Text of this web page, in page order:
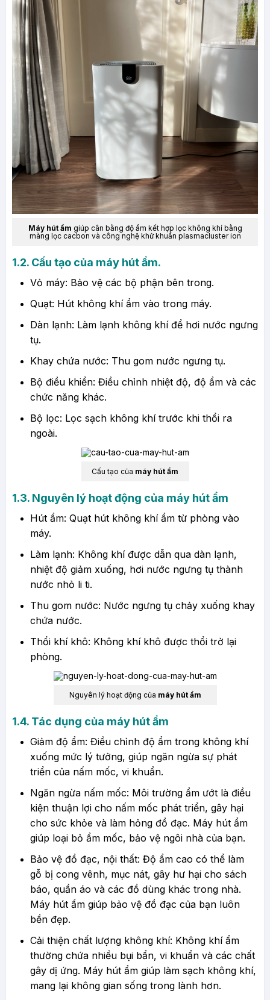
Máy hút ẩm giúp cân bằng độ ẩm kết hợp lọc không khí bằng
màng lọc cacbon và công nghệ khử khuẩn plasmacluster ion
1.2. Cấu tạo của máy hút ẩm.
Vỏ máy: Bảo vệ các bộ phận bên trong.
Quạt: Hút không khí ẩm vào trong máy.
Dàn lạnh: Làm lạnh không khí để hơi nước ngưng
tụ.
Khay chứa nước: Thu gom nước ngưng tụ.
Bộ điều khiển: Điều chỉnh nhiệt độ, độ ẩm và các
chức năng khác.
Bộ lọc: Lọc sạch không khí trước khi thổi ra
ngoài.
Cấu tạo của máy hút ẩm
​1.3. Nguyên lý hoạt động của máy hút ẩm
Hút ẩm: Quạt hút không khí ẩm từ phòng vào
máy.
Làm lạnh: Không khí được dẫn qua dàn lạnh,
nhiệt độ giảm xuống, hơi nước ngưng tụ thành
nước nhỏ li ti.
Thu gom nước: Nước ngưng tụ chảy xuống khay
chứa nước.
Thổi khí khô: Không khí khô được thổi trở lại
phòng.
Nguyên lý hoạt động của máy hút ẩm
​1.4. Tác dụng của máy hút ẩm
Giảm độ ẩm: Điều chỉnh độ ẩm trong không khí
xuống mức lý tưởng, giúp ngăn ngừa sự phát
triển của nấm mốc, vi khuẩn.
Ngăn ngừa nấm mốc: Môi trường ẩm ướt là điều
kiện thuận lợi cho nấm mốc phát triển, gây hại
cho sức khỏe và làm hỏng đồ đạc. Máy hút ẩm
giúp loại bỏ ẩm mốc, bảo vệ ngôi nhà của bạn.
Bảo vệ đồ đạc, nội thất: Độ ẩm cao có thể làm
gỗ bị cong vênh, mục nát, gây hư hại cho sách
báo, quần áo và các đồ dùng khác trong nhà.
Máy hút ẩm giúp bảo vệ đồ đạc của bạn luôn
bền đẹp.
Cải thiện chất lượng không khí: Không khí ẩm
thường chứa nhiều bụi bẩn, vi khuẩn và các chất
gây dị ứng. Máy hút ẩm giúp làm sạch không khí,
mang lại không gian sống trong lành hơn.